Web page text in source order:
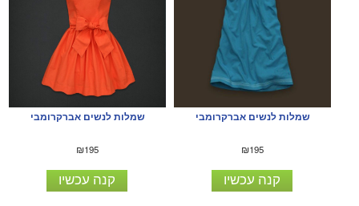
שמלות לנשים אברקרומבי
₪195
קנה עכשיו
שמלות לנשים אברקרומבי
₪195
קנה עכשיו